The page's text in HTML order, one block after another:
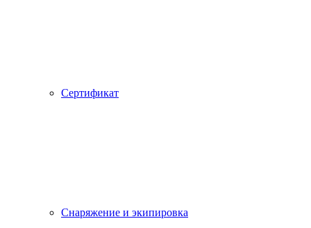
Сертификат
Снаряжение и экипировка